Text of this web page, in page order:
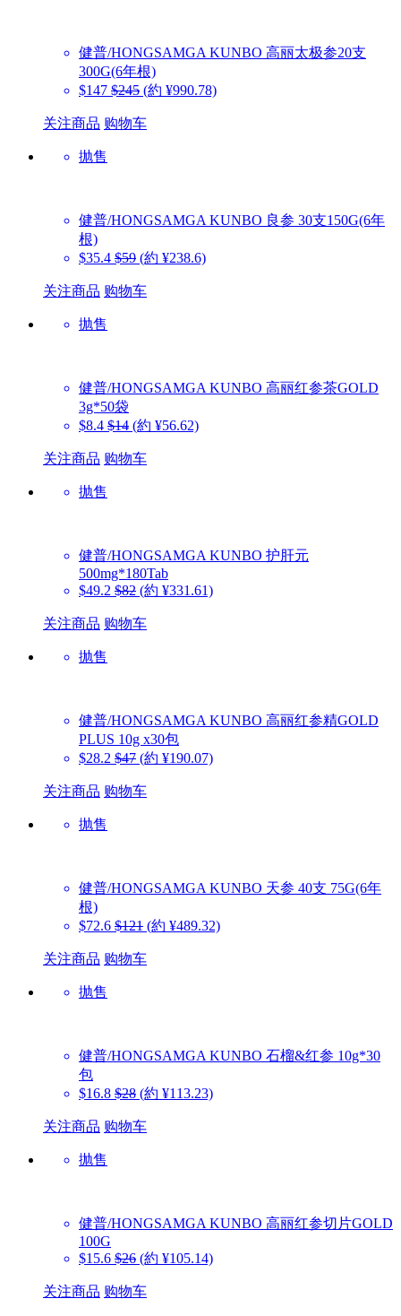
健普/HONGSAMGA KUNBO 高丽太极参20支
300G(6年根)
$147 $245 (約 ¥990.78)
关注商品 购物车
抛售
健普/HONGSAMGA KUNBO 良参 30支150G(6年
根)
$35.4 $59 (約 ¥238.6)
关注商品 购物车
抛售
健普/HONGSAMGA KUNBO 高丽红参茶GOLD
3g*50袋
$8.4 $14 (約 ¥56.62)
关注商品 购物车
抛售
健普/HONGSAMGA KUNBO 护肝元
500mg*180Tab
$49.2 $82 (約 ¥331.61)
关注商品 购物车
抛售
健普/HONGSAMGA KUNBO 高丽红参精GOLD
PLUS 10g x30包
$28.2 $47 (約 ¥190.07)
关注商品 购物车
抛售
健普/HONGSAMGA KUNBO 天参 40支 75G(6年
根)
$72.6 $121 (約 ¥489.32)
关注商品 购物车
抛售
健普/HONGSAMGA KUNBO 石榴&红参 10g*30
包
$16.8 $28 (約 ¥113.23)
关注商品 购物车
抛售
健普/HONGSAMGA KUNBO 高丽红参切片GOLD
100G
$15.6 $26 (約 ¥105.14)
关注商品 购物车